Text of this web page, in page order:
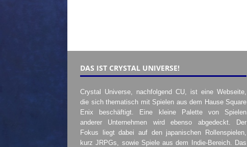
DAS IST CRYSTAL UNIVERSE!
Crystal Universe, nachfolgend CU, ist eine Webseite,
die sich thematisch mit Spielen aus dem Hause Square
Enix beschäftigt. Eine kleine Palette von Spielen
anderer Unternehmen wird ebenso abgedeckt. Der
Fokus liegt dabei auf den japanischen Rollenspielen,
kurz JRPGs, sowie Spiele aus dem Indie-Bereich. Das